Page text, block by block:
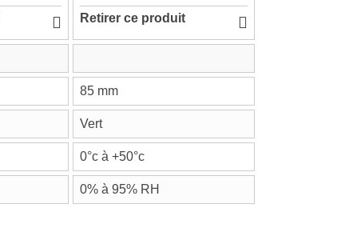
Retirer ce produit
85 mm
Vert
0°c à +50°c
0% à 95% RH